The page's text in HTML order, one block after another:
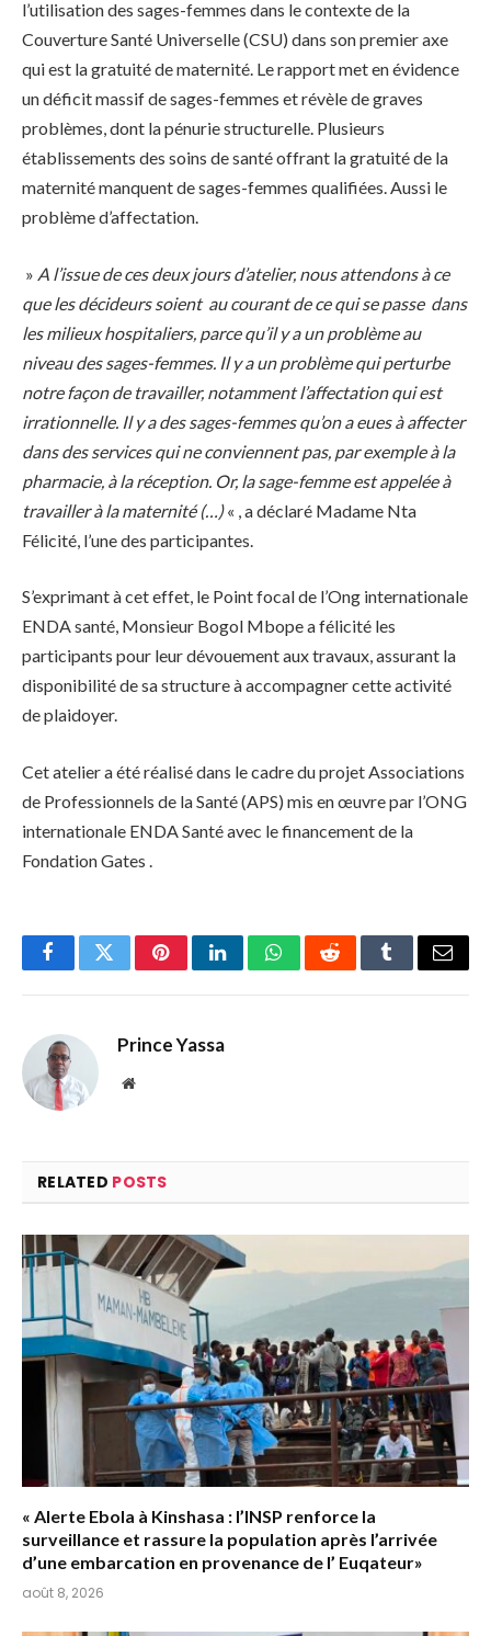
l’utilisation des sages-femmes dans le contexte de la
Couverture Santé Universelle (CSU) dans son premier axe
qui est la gratuité de maternité. Le rapport met en évidence
un déficit massif de sages-femmes et révèle de graves
problèmes, dont la pénurie structurelle. Plusieurs
établissements des soins de santé offrant la gratuité de la
maternité manquent de sages-femmes qualifiées. Aussi le
problème d’affectation.
» A l’issue de ces deux jours d’atelier, nous attendons à ce
que les décideurs soient au courant de ce qui se passe dans
les milieux hospitaliers, parce qu’il y a un problème au
niveau des sages-femmes. Il y a un problème qui perturbe
notre façon de travailler, notamment l’affectation qui est
irrationnelle. Il y a des sages-femmes qu’on a eues à affecter
dans des services qui ne conviennent pas, par exemple à la
pharmacie, à la réception. Or, la sage-femme est appelée à
travailler à la maternité (…)« , a déclaré Madame Nta
Félicité, l’une des participantes.
S’exprimant à cet effet, le Point focal de l’Ong internationale
ENDA santé, Monsieur Bogol Mbope a félicité les
participants pour leur dévouement aux travaux, assurant la
disponibilité de sa structure à accompagner cette activité
de plaidoyer.
Cet atelier a été réalisé dans le cadre du projet Associations
de Professionnels de la Santé (APS) mis en œuvre par l’ONG
internationale ENDA Santé avec le financement de la
Fondation Gates .
FacebookTwitterPinterestLinkedInWhatsAppRedditTumblrEmail
Prince Yassa
Website
RELATED POSTS
« Alerte Ebola à Kinshasa : l’INSP renforce la
surveillance et rassure la population après l’arrivée
d’une embarcation en provenance de l’ Euqateur»
août 8, 2026